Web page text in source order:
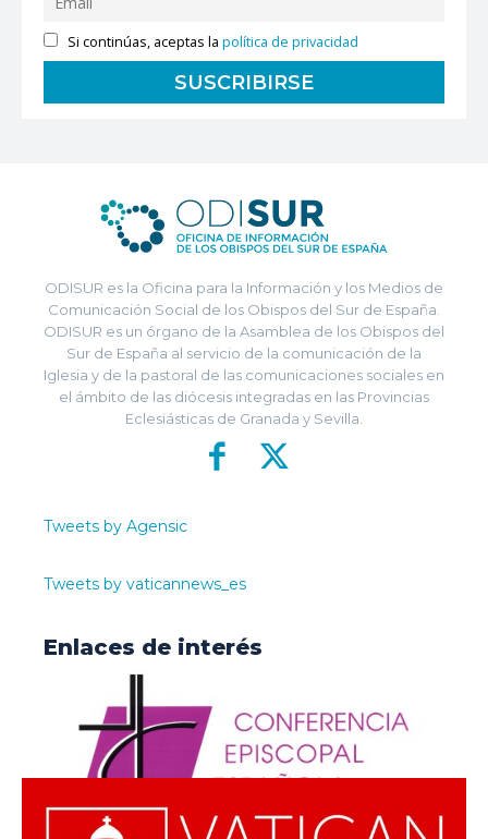
Si continúas, aceptas lapolítica de privacidad
ODISUR es la Oficina para la Información y los Medios de
Comunicación Social de los Obispos del Sur de España.
ODISUR es un órgano de la Asamblea de los Obispos del
Sur de España al servicio de la comunicación de la
Iglesia y de la pastoral de las comunicaciones sociales en
el ámbito de las diócesis integradas en las Provincias
Eclesiásticas de Granada y Sevilla.
Tweets by Agensic
Tweets by vaticannews_es
Enlaces de interés